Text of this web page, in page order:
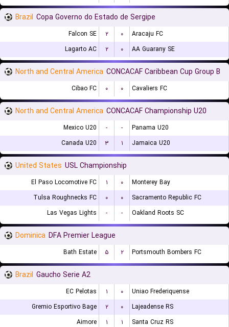
Brazil Copa Governo do Estado de Sergipe
Falcon SE ۲ ۰
Aracaju FC
Lagarto AC
۲ ۰ AA Guarany SE
North and Central America CONCACAF Caribbean Cup Group B
Cibao FC ۰ ۰ Cavaliers FC
North and Central America CONCACAF Championship U20
Mexico U20 - -
Panama U20
Canada U20
۳ ۱ Jamaica U20
United States USL Championship
El Paso Locomotive FC ۱ ۰
Monterey Bay
Tulsa Roughnecks FC
۰ ۰
Sacramento Republic FC
Las Vegas Lights
- - Oakland Roots SC
Dominica DFA Premier League
Bath Estate ۵ ۲ Portsmouth Bombers FC
Brazil Gaucho Serie A2
EC Pelotas ۱ ۰
Uniao Frederiquense
Gremio Esportivo Bage
۲ ۰
Lajeadense RS
Aimore
۱ ۱
Santa Cruz RS